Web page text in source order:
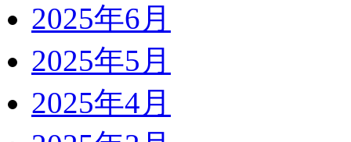
2025年6月
2025年5月
2025年4月